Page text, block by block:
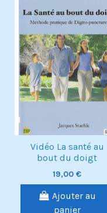
Vidéo La santé au
bout du doigt
19,00 €
Ajouter au
panier